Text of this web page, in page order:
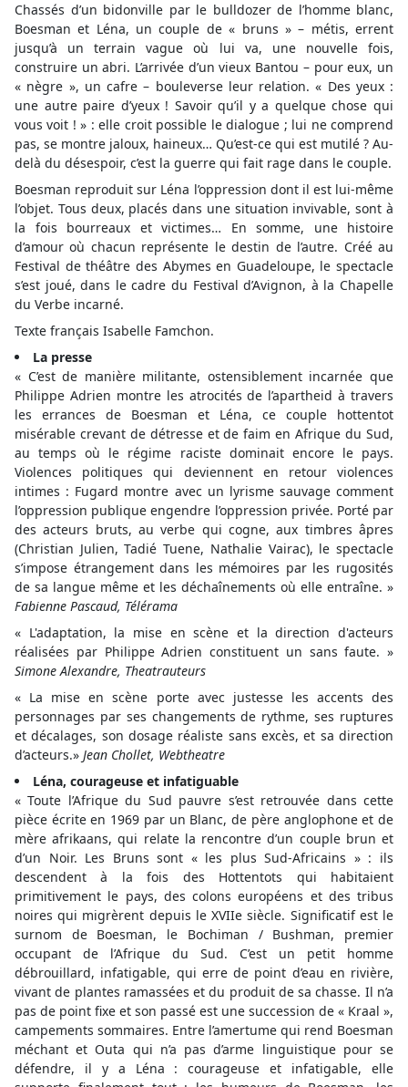
Chassés d’un bidonville par le bulldozer de l’homme blanc,
Boesman et Léna, un couple de « bruns » – métis, errent
jusqu’à un terrain vague où lui va, une nouvelle fois,
construire un abri. L’arrivée d’un vieux Bantou – pour eux, un
« nègre », un cafre – bouleverse leur relation. « Des yeux :
une autre paire d’yeux ! Savoir qu’il y a quelque chose qui
vous voit ! » : elle croit possible le dialogue ; lui ne comprend
pas, se montre jaloux, haineux… Qu’est-ce qui est mutilé ? Au-
delà du désespoir, c’est la guerre qui fait rage dans le couple.
Boesman reproduit sur Léna l’oppression dont il est lui-même
l’objet. Tous deux, placés dans une situation invivable, sont à
la fois bourreaux et victimes… En somme, une histoire
d’amour où chacun représente le destin de l’autre. Créé au
Festival de théâtre des Abymes en Guadeloupe, le spectacle
s’est joué, dans le cadre du Festival d’Avignon, à la Chapelle
du Verbe incarné.
Texte français Isabelle Famchon.
La presse
« C’est de manière militante, ostensiblement incarnée que
Philippe Adrien montre les atrocités de l’apartheid à travers
les errances de Boesman et Léna, ce couple hottentot
misérable crevant de détresse et de faim en Afrique du Sud,
au temps où le régime raciste dominait encore le pays.
Violences politiques qui deviennent en retour violences
intimes : Fugard montre avec un lyrisme sauvage comment
l’oppression publique engendre l’oppression privée. Porté par
des acteurs bruts, au verbe qui cogne, aux timbres âpres
(Christian Julien, Tadié Tuene, Nathalie Vairac), le spectacle
s’impose étrangement dans les mémoires par les rugosités
de sa langue même et les déchaînements où elle entraîne. »
Fabienne Pascaud, Télérama
« L'adaptation, la mise en scène et la direction d'acteurs
réalisées par Philippe Adrien constituent un sans faute. »
Simone Alexandre, Theatrauteurs
« La mise en scène porte avec justesse les accents des
personnages par ses changements de rythme, ses ruptures
et décalages, son dosage réaliste sans excès, et sa direction
d’acteurs.» Jean Chollet, Webtheatre
Léna, courageuse et infatiguable
« Toute l’Afrique du Sud pauvre s’est retrouvée dans cette
pièce écrite en 1969 par un Blanc, de père anglophone et de
mère afrikaans, qui relate la rencontre d’un couple brun et
d’un Noir. Les Bruns sont « les plus Sud-Africains » : ils
descendent à la fois des Hottentots qui habitaient
primitivement le pays, des colons européens et des tribus
noires qui migrèrent depuis le XVIIe siècle. Significatif est le
surnom de Boesman, le Bochiman / Bushman, premier
occupant de l’Afrique du Sud. C’est un petit homme
débrouillard, infatigable, qui erre de point d’eau en rivière,
vivant de plantes ramassées et du produit de sa chasse. Il n’a
pas de point fixe et son passé est une succession de « Kraal »,
campements sommaires. Entre l’amertume qui rend Boesman
méchant et Outa qui n’a pas d’arme linguistique pour se
défendre, il y a Léna : courageuse et infatigable, elle